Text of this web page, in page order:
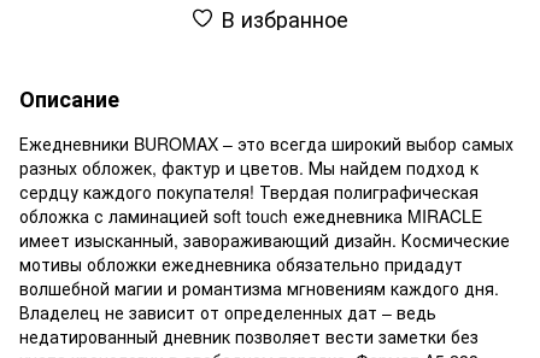
В избранное
Описание
Ежедневники BUROMAX – это всегда широкий выбор самых
разных обложек, фактур и цветов. Мы найдем подход к
сердцу каждого покупателя! Твердая полиграфическая
обложка с ламинацией soft touch ежедневника MIRACLE
имеет изысканный, завораживающий дизайн. Космические
мотивы обложки ежедневника обязательно придадут
волшебной магии и романтизма мгновениям каждого дня.
Владелец не зависит от определенных дат – ведь
недатированный дневник позволяет вести заметки без